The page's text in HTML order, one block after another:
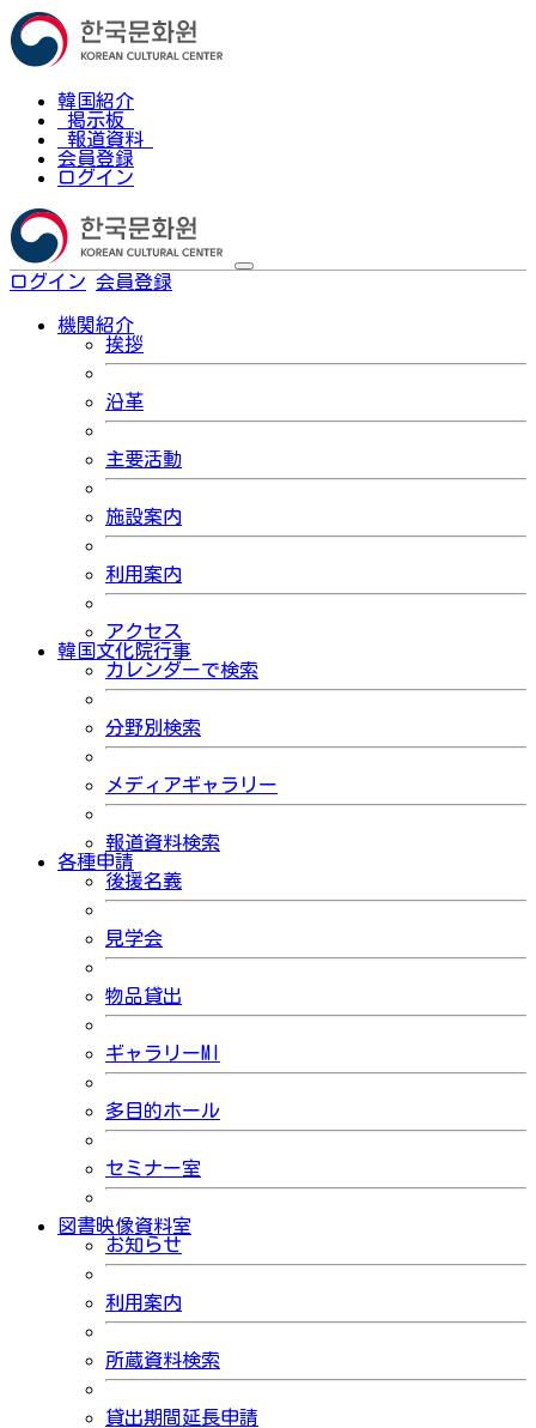
韓国紹介
掲示板
報道資料
会員登録
ログイン
ログイン 会員登録
機関紹介
挨拶
沿革
主要活動
施設案内
利用案内
アクセス
韓国文化院行事
カレンダーで検索
分野別検索
メディアギャラリー
報道資料検索
各種申請
後援名義
見学会
物品貸出
ギャラリーMI
多目的ホール
セミナー室
図書映像資料室
お知らせ
利用案内
所蔵資料検索
貸出期間延長申請